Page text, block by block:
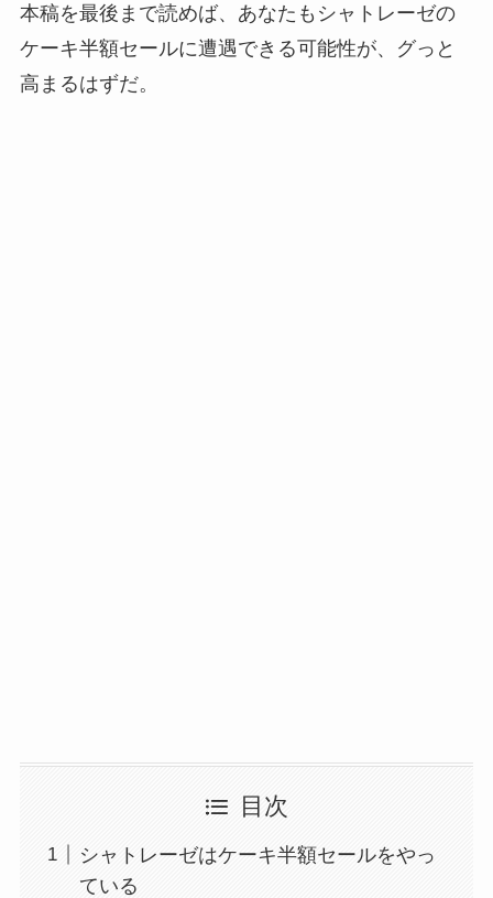
本稿を最後まで読めば、あなたもシャトレーゼの
ケーキ半額セールに遭遇できる可能性が、グっと
高まるはずだ。
目次
シャトレーゼはケーキ半額セールをやっ
ている